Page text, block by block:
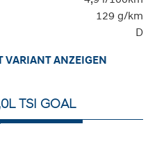
129 g/km
D
VARIANT ANZEIGEN
TSI GOAL